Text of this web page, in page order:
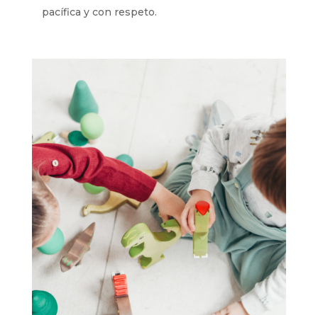
pacífica y con respeto.